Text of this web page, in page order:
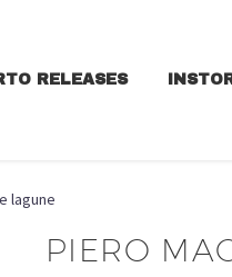
RELEASES
lagune
PIERO